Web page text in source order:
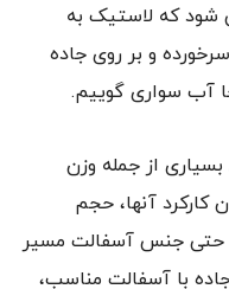
شود که لاستیک به
و بر روی جاده
آب سواری گوییم.
از جمله وزن
کارکرد آنها، حجم
حتی جنس آسفالت مسیر
با آسفالت مناسب،